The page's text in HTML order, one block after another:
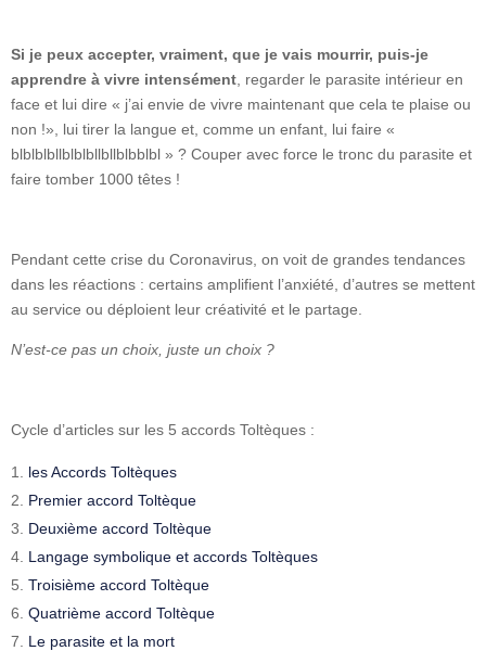
Si je peux accepter, vraiment, que je vais mourrir, puis-je
apprendre à vivre intensément , regarder le parasite intérieur en
face et lui dire « j’ai envie de vivre maintenant que cela te plaise ou
non !», lui tirer la langue et, comme un enfant, lui faire «
blblblbllblblbllbllblbblbl » ? Couper avec force le tronc du parasite et
faire tomber 1000 têtes !
Pendant cette crise du Coronavirus, on voit de grandes tendances
dans les réactions : certains amplifient l’anxiété, d’autres se mettent
au service ou déploient leur créativité et le partage.
N’est-ce pas un choix, juste un choix ?
Cycle d’articles sur les 5 accords Toltèques :
les Accords Toltèques
Premier accord Toltèque
Deuxième accord Toltèque
Langage symbolique et accords Toltèques
Troisième accord Toltèque
Quatrième accord Toltèque
Le parasite et la mort